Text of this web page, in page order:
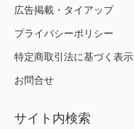
広告掲載・タイアップ
プライバシーポリシー
特定商取引法に基づく表示
お問合せ
サイト内検索